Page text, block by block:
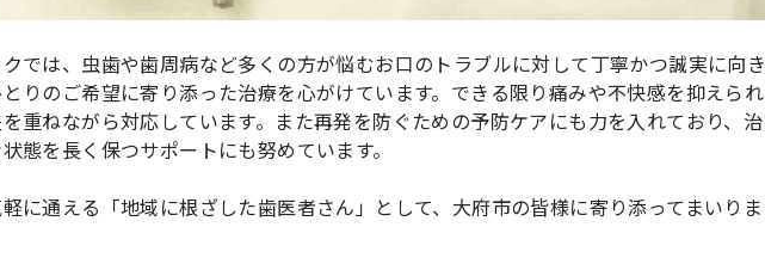
では、虫歯や歯周病など多くの方が悩むお口のトラブルに対して丁寧かつ誠実に向き
りのご希望に寄り添った治療を心がけています。できる限り痛みや不快感を抑えられ
重ねながら対応しています。また再発を防ぐための予防ケアにも力を入れており、治
態を長く保つサポートにも努めています。
に通える「地域に根ざした歯医者さん」として、大府市の皆様に寄り添ってまいりま